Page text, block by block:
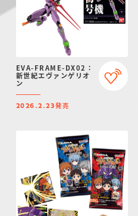
EVA-FRAME-DX02：
新世紀エヴァンゲリオ
ン
2026.2.23発売